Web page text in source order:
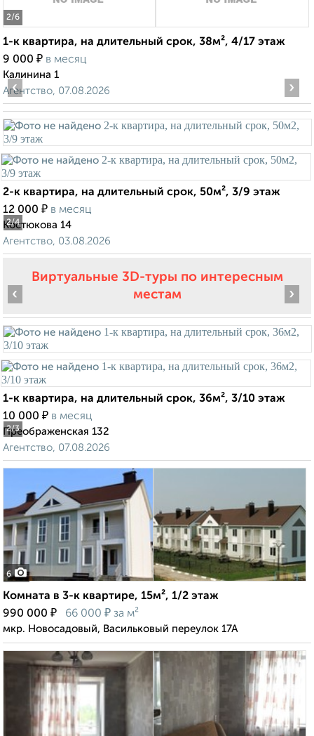
2/6
1-к квартира, на длительный срок, 38м², 4/17 этаж
9 000 ₽ в месяц
Калинина 1
Агентство, 07.08.2026
2/4
‹ ›
2-к квартира, на длительный срок, 50м², 3/9 этаж
12 000 ₽ в месяц
Костюкова 14
Агентство, 03.08.2026
Виртуальные 3D-туры по интересным
местам
2/3
‹ ›
1-к квартира, на длительный срок, 36м², 3/10 этаж
10 000 ₽ в месяц
Преображенская 132
Агентство, 07.08.2026
6
Комната в 3-к квартире, 15м², 1/2 этаж
990 000 ₽ 66 000 ₽ за м²
мкр. Новосадовый, Васильковый переулок 17А